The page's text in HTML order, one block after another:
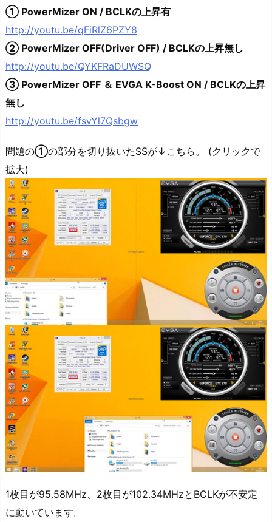
① PowerMizer ON / BCLKの上昇有
http://youtu.be/qFiRlZ6PZY8
② PowerMizer OFF(Driver OFF) / BCLKの上昇無し
http://youtu.be/QYKFRaDUWSQ
③ PowerMizer OFF ＆ EVGA K-Boost ON / BCLKの上昇
無し
http://youtu.be/fsvYl7Qsbgw
問題の①の部分を切り抜いたSSが↓こちら。 (クリックで
拡大)
1枚目が95.58MHz、2枚目が102.34MHzとBCLKが不安定
に動いています。